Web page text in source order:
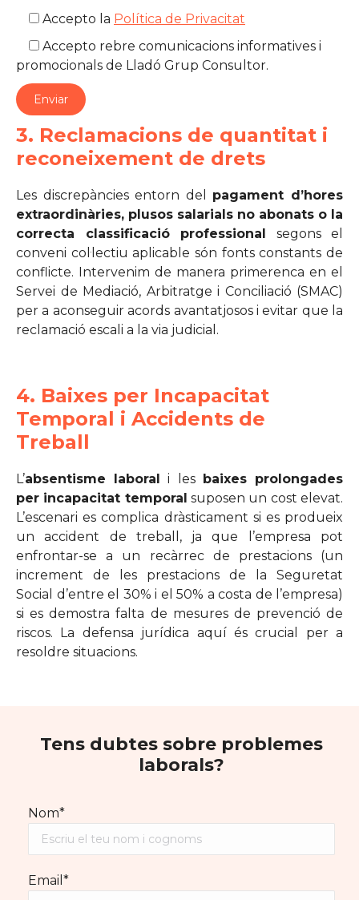
Accepto la Política de Privacitat
Accepto rebre comunicacions informatives i
promocionals de Lladó Grup Consultor.
3. Reclamacions de quantitat i
reconeixement de drets
Les discrepàncies entorn del pagament d’hores
extraordinàries, plusos salarials no abonats o la
correcta classificació professional segons el
conveni col·lectiu aplicable són fonts constants de
conflicte. Intervenim de manera primerenca en el
Servei de Mediació, Arbitratge i Conciliació (SMAC)
per a aconseguir acords avantatjosos i evitar que la
reclamació escali a la via judicial.
4. Baixes per Incapacitat
Temporal i Accidents de
Treball
L’absentisme laboral i les baixes prolongades
per incapacitat temporal suposen un cost elevat.
L’escenari es complica dràsticament si es produeix
un accident de treball, ja que l’empresa pot
enfrontar-se a un recàrrec de prestacions (un
increment de les prestacions de la Seguretat
Social d’entre el 30% i el 50% a costa de l’empresa)
si es demostra falta de mesures de prevenció de
riscos. La defensa jurídica aquí és crucial per a
resoldre situacions.
Tens dubtes sobre problemes
laborals?
Nom*
Email*